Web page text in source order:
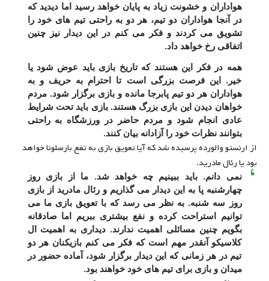
هواداران و خشونت زیاد به پایان خواهد رسید اما دیدید که
در آنجا هواداران دو تیم، هر دو به راحتی تیم های خود را
تشویق می کردند و فکر می کنم در این دیدار نیز چنین
اتفاقی رخ خواهد داد.
همه در فکر این هستند که تاریخ بازی باید عوض شود یا
خیر. این فرصت بزرگی است تا احترام به حریف و به
هواداران هر دو تیم پابرجا مانده و بازی برگزار شود. مردم
خواهان دیدن این بازی بزرگ هستند. بازی باید تحت شرایط
عادی انجام شود و مردم حاضر در ورزشگاه به راحتی
بتوانند نظرات خود را آزادانه بیان کنند.
از ارنستو والورده پرسیده شد که آیا تعویق بازی به نفع بارسلونا خواهد
بود یا رئال مادرید.
نمی دانم. باید ببینیم چه خواهد شد. ما از بازی روز
چهارشنبه پا به این دیدار می گذاریم و رئال مادرید از بازی
روز سه شنبه. به نظر می رسد که با تعویق بازی ما می
توانیم استراحت کرده و نفع بیشتری ببریم اما صادقانه
بگویم چنین مسائلی اهمیت ندارند. دیداری به اهمیت ال
کلاسیکو آنقدر مهم است که فکر می کنم بازیکنان هر دو
تیم در هر زمانی که این دیدار برگزار شود، آماده حضور در
میدان و بازی برای تیم های خود خواهند بود.